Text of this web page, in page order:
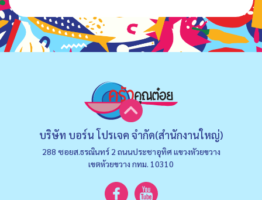
บริษัท บอร์น โปรเจค จำกัด(สำนักงานใหญ่)
288 ซอยส.ธรณินทร์ 2 ถนนประชาอุทิศ แขวงหัวยขวาง
เขตห้วยขวาง กทม. 10310